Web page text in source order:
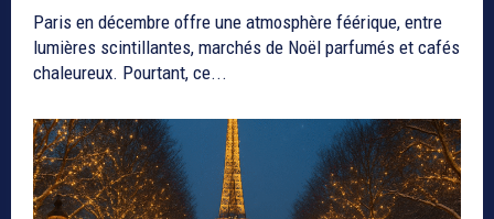
Paris en décembre offre une atmosphère féérique, entre
lumières scintillantes, marchés de Noël parfumés et cafés
chaleureux. Pourtant, ce...